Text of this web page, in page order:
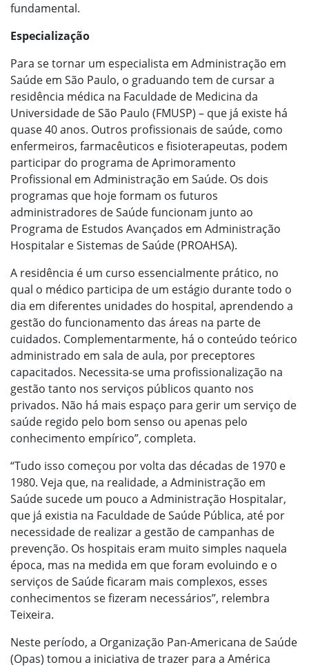
fundamental.
Especialização
Para se tornar um especialista em Administração em
Saúde em São Paulo, o graduando tem de cursar a
residência médica na Faculdade de Medicina da
Universidade de São Paulo (FMUSP) – que já existe há
quase 40 anos. Outros profissionais de saúde, como
enfermeiros, farmacêuticos e fisioterapeutas, podem
participar do programa de Aprimoramento
Profissional em Administração em Saúde. Os dois
programas que hoje formam os futuros
administradores de Saúde funcionam junto ao
Programa de Estudos Avançados em Administração
Hospitalar e Sistemas de Saúde (PROAHSA).
A residência é um curso essencialmente prático, no
qual o médico participa de um estágio durante todo o
dia em diferentes unidades do hospital, aprendendo a
gestão do funcionamento das áreas na parte de
cuidados. Complementarmente, há o conteúdo teórico
administrado em sala de aula, por preceptores
capacitados. Necessita-se uma profissionalização na
gestão tanto nos serviços públicos quanto nos
privados. Não há mais espaço para gerir um serviço de
saúde regido pelo bom senso ou apenas pelo
conhecimento empírico”, completa.
“Tudo isso começou por volta das décadas de 1970 e
1980. Veja que, na realidade, a Administração em
Saúde sucede um pouco a Administração Hospitalar,
que já existia na Faculdade de Saúde Pública, até por
necessidade de realizar a gestão de campanhas de
prevenção. Os hospitais eram muito simples naquela
época, mas na medida em que foram evoluindo e o
serviços de Saúde ficaram mais complexos, esses
conhecimentos se fizeram necessários”, relembra
Teixeira.
Neste período, a Organização Pan-Americana de Saúde
(Opas) tomou a iniciativa de trazer para a América